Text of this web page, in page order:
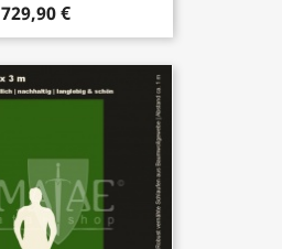
729,90 €